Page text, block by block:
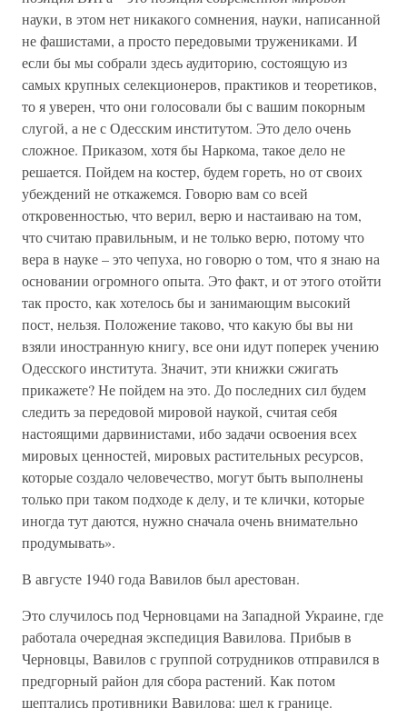
науки, в этом нет никакого сомнения, науки, написанной
не фашистами, а просто передовыми тружениками. И
если бы мы собрали здесь аудиторию, состоящую из
самых крупных селекционеров, практиков и теоретиков,
то я уверен, что они голосовали бы с вашим покорным
слугой, а не с Одесским институтом. Это дело очень
сложное. Приказом, хотя бы Наркома, такое дело не
решается. Пойдем на костер, будем гореть, но от своих
убеждений не откажемся. Говорю вам со всей
откровенностью, что верил, верю и настаиваю на том,
что считаю правильным, и не только верю, потому что
вера в науке – это чепуха, но говорю о том, что я знаю на
основании огромного опыта. Это факт, и от этого отойти
так просто, как хотелось бы и занимающим высокий
пост, нельзя. Положение таково, что какую бы вы ни
взяли иностранную книгу, все они идут поперек учению
Одесского института. Значит, эти книжки сжигать
прикажете? Не пойдем на это. До последних сил будем
следить за передовой мировой наукой, считая себя
настоящими дарвинистами, ибо задачи освоения всех
мировых ценностей, мировых растительных ресурсов,
которые создало человечество, могут быть выполнены
только при таком подходе к делу, и те клички, которые
иногда тут даются, нужно сначала очень внимательно
продумывать».
В августе 1940 года Вавилов был арестован.
Это случилось под Черновцами на Западной Украине, где
работала очередная экспедиция Вавилова. Прибыв в
Черновцы, Вавилов с группой сотрудников отправился в
предгорный район для сбора растений. Как потом
шептались противники Вавилова: шел к границе.